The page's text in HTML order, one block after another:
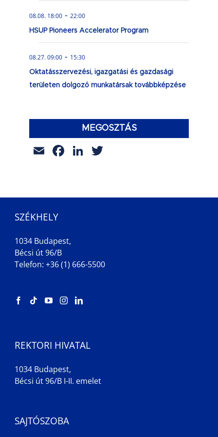
08.08. 18:00 - 22:00
HSUP Pioneers Accelerator Program
08.27. 09:00 - 15:30
Oktatásszervezési, igazgatási és gazdasági
területen dolgozó munkatársak továbbképzése
MEGOSZTÁS
EmailFacebook
LinkedIn
SZÉKHELY
1034 Budapest,
Bécsi út 96/B
Telefon: +36 (1) 666-5500
REKTORI HIVATAL
1034 Budapest,
Bécsi út 96/B I-II. emelet
SAJTÓSZOBA